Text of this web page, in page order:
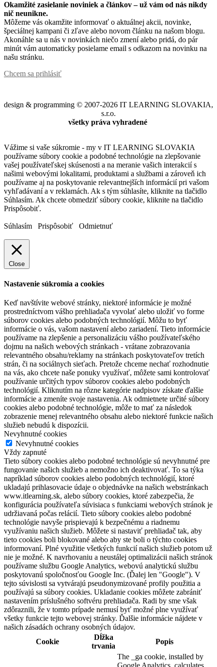
Okamžité zasielanie noviniek a článkov – už vám od nás nikdy
nič neunikne.
Môžeme vás okamžite informovať o aktuálnej akcii, novinke,
špeciálnej kampani či zľave alebo novom článku na našom blogu.
Akonáhle sa u nás v novinkách niečo zmení alebo pridá, do pár
minút vám automaticky posielame email s odkazom na novinku na
našu stránku.
Chcem sa prihlásiť
design & programming © 2007-2026 IT LEARNING SLOVAKIA,
s.r.o.
všetky práva vyhradené
Vážime si vaše súkromie - my v IT LEARNING SLOVAKIA
používame súbory cookie a podobné technológie na zlepšovanie
vašej používateľskej skúsenosti a na meranie vašich interakcií s
našimi webovými lokalitami, produktami a službami a zároveň ich
používame aj na poskytovanie relevantnejších informácií pri vašom
vyhľadávaní a v reklamách. Ak s tým súhlasíte, kliknite na tlačidlo
Súhlasím. Ak chcete obmedziť súbory cookie, kliknite na tlačidlo
Prispôsobiť.
Súhlasím Prispôsobiť Odmietnuť
Close
Nastavenie súkromia a cookies
Keď navštívite webové stránky, niektoré informácie je možné
prostredníctvom vášho prehliadača vyvolať alebo uložiť vo forme
súborov cookies alebo podobných technológií. Môžu to byť
informácie o vás, vašom nastavení alebo zariadení. Tieto informácie
používame na zlepšenie a personalizáciu vášho používateľského
dojmu na našich webových stránkach - vrátane zobrazovania
relevantného obsahu/reklamy na stránkach poskytovateľov tretích
strán, či na sociálnych sieťach. Pretože chceme nechať rozhodnutie
na vás, ako chcete naše ponuky využívať, môžete sami kontrolovať
používanie určitých typov súborov cookies alebo podobných
technológií. Kliknutím na rôzne kategórie nadpisov získate ďalšie
informácie a zmeníte svoje nastavenia. Ak odmietnete určité súbory
cookies alebo podobné technológie, môže to mať za následok
zobrazenie menej relevantného obsahu alebo niektoré funkcie našich
služieb nebudú k dispozícii.
Nevyhnutné cookies
Nevyhnutné cookies
Vždy zapnuté
Tieto súbory cookies alebo podobné technológie sú nevyhnutné pre
fungovanie našich služieb a nemožno ich deaktivovať. To sa týka
napríklad súborov cookies alebo podobných technológií, ktoré
ukladajú prihlasovacie údaje o objednávke na našich webstránkach
www.itlearning.sk, alebo súbory cookies, ktoré zabezpečia, že
konfigurácia používateľa súvisiaca s funkciami webových stránok je
udržiavaná počas relácií. Tieto súbory cookies alebo podobné
technológie navyše prispievajú k bezpečnému a riadnemu
využívaniu našich služieb. Môžete si nastaviť prehliadač tak, aby
tieto cookies boli blokované alebo aby ste boli o týchto cookies
informovaní. Plné využitie všetkých funkcií našich služieb potom už
nie je možné. K navrhovaniu a neustálej optimalizácii našich stránok
používame službu Google Analytics, webovú analytickú službu
poskytovanú spoločnosťou Google Inc. (Ďalej len "Google"). V
tejto súvislosti sa vytvárajú pseudonymizované profily použitia a
používajú sa súbory cookies. Ukladanie cookies môžete zabrániť
nastavením príslušného softvéru prehliadača. Radi by sme však
zdôraznili, že v tomto prípade nemusí byť možné plne využívať
všetky funkcie tejto webovej stránky. Ďalšie informácie nájdete v
našich zásadách ochrany osobných údajov.
Cookie
Dĺžka
trvania
Popis
The _ga cookie, installed by
Google Analytics, calculates